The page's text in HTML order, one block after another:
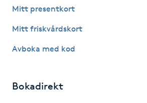
HIFU
Hot Stone Massage
Mitt presentkort
Mitt friskvårdskort
Avboka med kod
Bokadirekt